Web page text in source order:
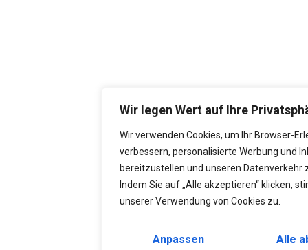
Wir legen Wert auf Ihre
Wir verwenden Cookies, um Ihr Browser-
verbessern, personalisierte Werbung und
bereitzustellen und unseren Datenverkehr
Indem Sie auf „Alle akzeptieren“ klicken,
unserer Verwendung von Cookies zu.
Anpassen Alle